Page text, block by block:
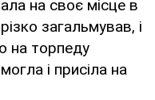
на своє місце в
загальмував, і
на торпеду
і присіла на